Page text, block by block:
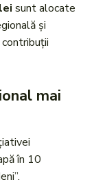
sunt alocate
și
mai
în 10